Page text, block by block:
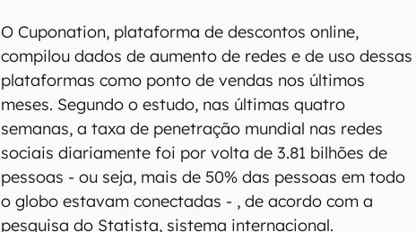
O Cuponation, plataforma de descontos online,
compilou dados de aumento de redes e de uso dessas
plataformas como ponto de vendas nos últimos
meses. Segundo o estudo, nas últimas quatro
semanas, a taxa de penetração mundial nas redes
sociais diariamente foi por volta de 3.81 bilhões de
pessoas - ou seja, mais de 50% das pessoas em todo
o globo estavam conectadas - , de acordo com a
pesquisa do Statista, sistema internacional.